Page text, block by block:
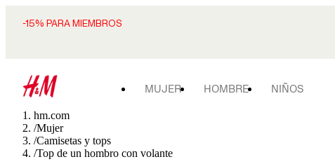
-15% PARA MIEMBROS
MUJER HOMBRE NIÑOS
hm.com
/Mujer
/Camisetas y tops
/Top de un hombro con volante